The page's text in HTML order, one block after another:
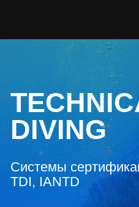
TECHNICAL
DIVING
Системы сертификаций
TDI, IANTD